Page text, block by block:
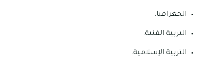
الجغرافيا.
التربية الفنية.
التربية الإسلامية.